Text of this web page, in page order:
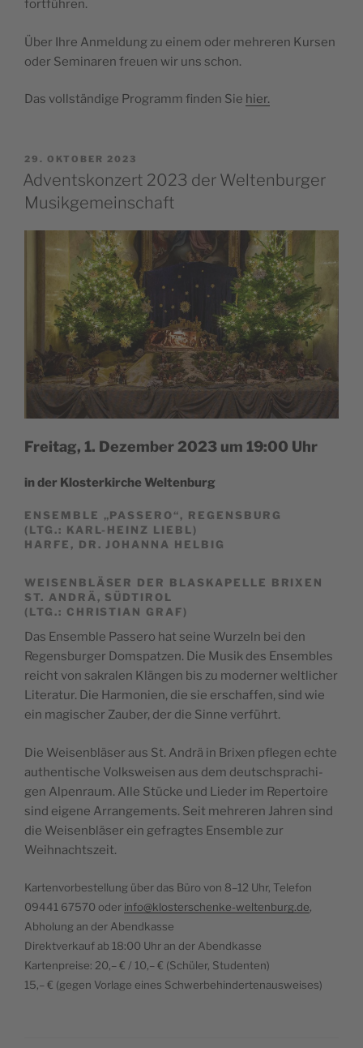
fortführen.
Über Ihre Anmel­dung zu einem oder meh­re­ren Kur­sen
oder Semi­na­ren freu­en wir uns schon.
Das voll­stän­di­ge Pro­gramm fin­den Sie hier.
VERÖFFENTLICHT
AM
29. OKTOBER 2023
Adventskonzert 2023 der Weltenburger
Musikgemeinschaft
Freitag, 1. Dezember 2023 um 19:00 Uhr
in der Klos­ter­kir­che Weltenburg
ENSEMBLE „PASSERO“, REGENSBURG
(LTG.: KARL-HEINZ LIEBL)
HARFE, DR. JOHANNA HELBIG
WEISENBLÄSER DER BLASKAPELLE BRIXEN
ST. ANDRÄ, SÜDTIROL
(LTG.: CHRISTIAN GRAF)
Das Ensem­ble Pas­se­ro hat sei­ne Wur­zeln bei den
Regens­bur­ger Dom­spat­zen. Die Musik des Ensem­bles
reicht von sakra­len Klän­gen bis zu moder­ner welt­li­cher
Lite­ra­tur. Die Har­mo­nien, die sie erschaf­fen, sind wie
ein magi­scher Zau­ber, der die Sin­ne verführt.
Die Wei­sen­blä­ser aus St. Andrä in Bri­xen pfle­gen ech­te
authen­ti­sche Volks­wei­sen aus dem deutsch­spra­chi­
gen Alpen­raum. Alle Stü­cke und Lie­der im Reper­toire
sind eige­ne Arran­ge­ments. Seit meh­re­ren Jah­ren sind
die Wei­sen­blä­ser ein gefrag­tes Ensem­ble zur
Weihnachtszeit.
Kar­ten­vor­be­stel­lung über das Büro von 8–12 Uhr, Tele­fon
09441 67570 oder info@klosterschenke-weltenburg.de,
Abho­lung an der Abendkasse
Direkt­ver­kauf ab 18:00 Uhr an der Abendkasse
Kar­ten­prei­se: 20,– € / 10,– € (Schü­ler, Studenten)
15,– € (gegen Vor­la­ge eines Schwerbehindertenausweises)